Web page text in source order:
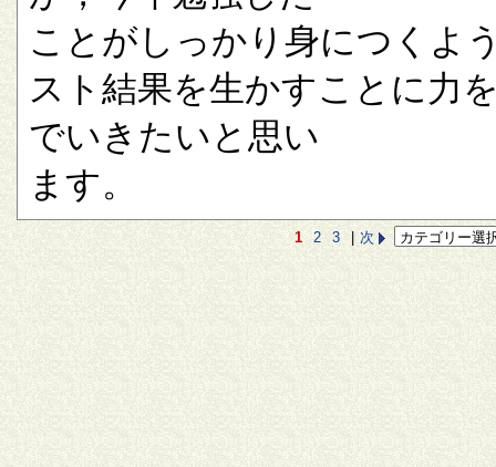
ことがしっかり身につくよ
スト結果を生かすことに力
でいきたいと思い
ます。
1 2 3 次